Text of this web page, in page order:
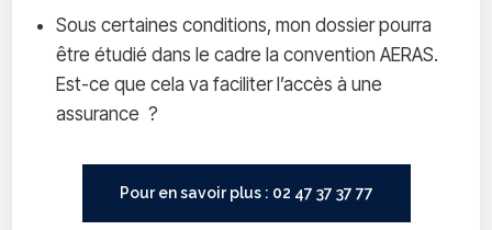
Sous certaines conditions, mon dossier pourra
être étudié dans le cadre la convention AERAS.
Est-ce que cela va faciliter l’accès à une
assurance ?
Pour en savoir plus : 02 47 37 37 77